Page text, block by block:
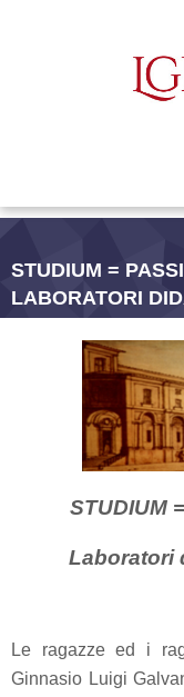
STUDIUM =
LABORATORI
STUDIUM
Laboratori
Le ragazze ed i
Ginnasio Luigi